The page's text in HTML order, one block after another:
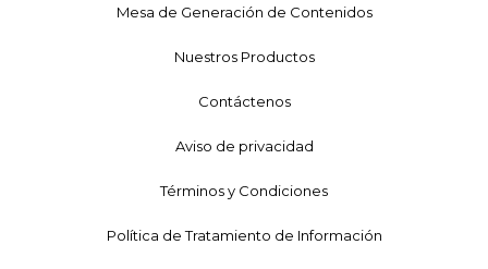
Mesa de Generación de Contenidos
Nuestros Productos
Contáctenos
Aviso de privacidad
Términos y Condiciones
Política de Tratamiento de Información